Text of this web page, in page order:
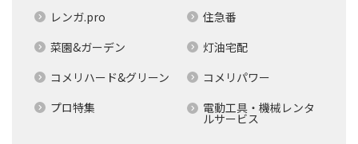
レンガ.pro
住急番
菜園&ガーデン
灯油宅配
コメリハード&グリーン
コメリパワー
プロ特集
電動工具・機械レンタ
ルサービス